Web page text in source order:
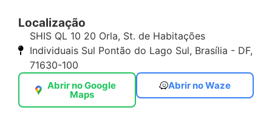
Localização
SHIS QL 10 20 Orla, St. de Habitações
Individuais Sul Pontão do Lago Sul, Brasília - DF,
71630-100
Abrir no Google
Maps
Abrir no Waze